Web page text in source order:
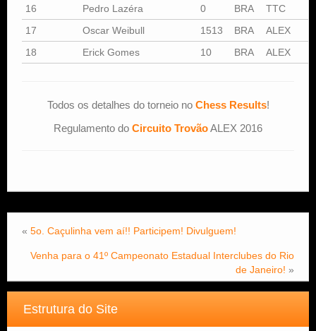
16 Pedro Lazéra 0 BRA
TTC
17
Oscar Weibull 1513 BRA
ALEX
18
Erick Gomes 10 BRA ALEX
Todos os detalhes do torneio no Chess Results!
Regulamento do Circuito TrovãoALEX 2016
« 5o. Caçulinha vem aí!! Participem! Divulguem!
Venha para o 41º Campeonato Estadual Interclubes do Rio
de Janeiro! »
Estrutura do Site